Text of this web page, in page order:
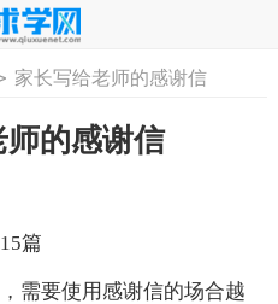
活动计划 学习计划
家长写给老师的感谢信
的感谢信
篇
要使用感谢信的场合越